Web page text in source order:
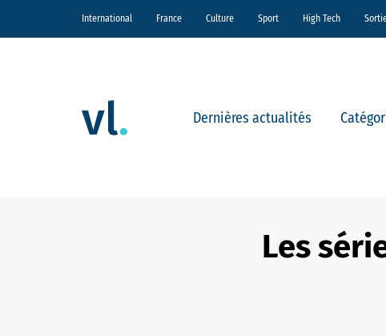
International France Culture Sport High Tech
Dernières actualités
Les